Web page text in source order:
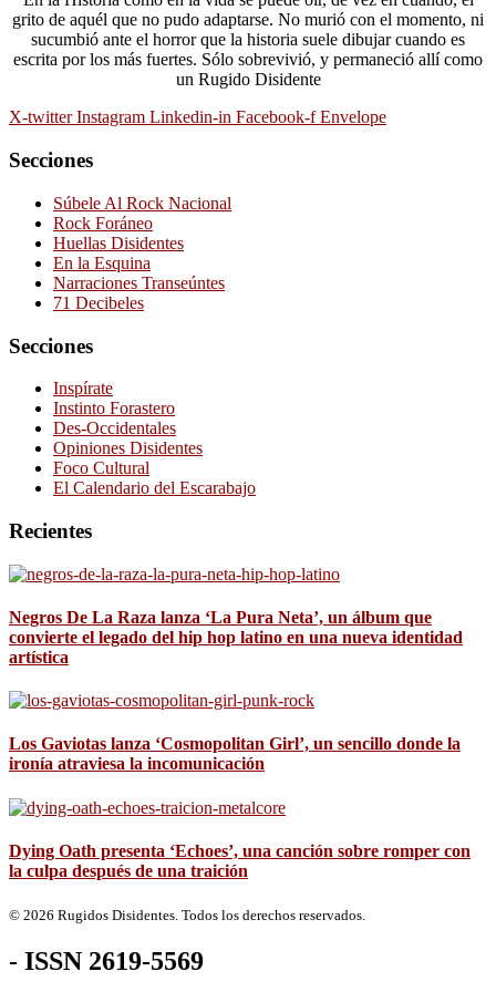
grito de aquél que no pudo adaptarse. No murió con el momento, ni
sucumbió ante el horror que la historia suele dibujar cuando es
escrita por los más fuertes. Sólo sobrevivió, y permaneció allí como
un Rugido Disidente
X-twitter Instagram Linkedin-in Facebook-f Envelope
Secciones
Súbele Al Rock Nacional
Rock Foráneo
Huellas Disidentes
En la Esquina
Narraciones Transeúntes
71 Decibeles
Secciones
Inspírate
Instinto Forastero
Des-Occidentales
Opiniones Disidentes
Foco Cultural
El Calendario del Escarabajo
Recientes
Negros De La Raza lanza ‘La Pura Neta’, un álbum que
convierte el legado del hip hop latino en una nueva identidad
artística
Los Gaviotas lanza ‘Cosmopolitan Girl’, un sencillo donde la
ironía atraviesa la incomunicación
Dying Oath presenta ‘Echoes’, una canción sobre romper con
la culpa después de una traición
© 2026 Rugidos Disidentes. Todos los derechos reservados.
- ISSN 2619-5569